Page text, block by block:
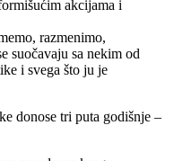
akcijama i
razmenimo,
suočavaju sa nekim od
i svega što ju je
donose tri puta godišnje –